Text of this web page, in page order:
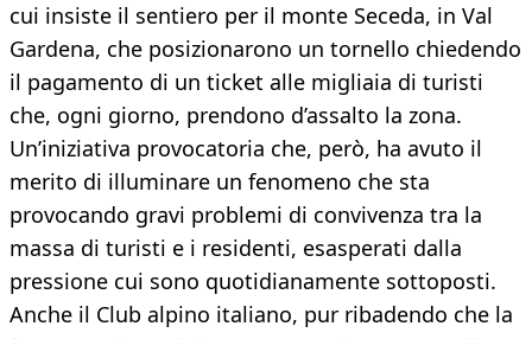
cui insiste il sentiero per il monte Seceda, in Val
Gardena, che posizionarono un tornello chiedendo
il pagamento di un ticket alle migliaia di turisti
che, ogni giorno, prendono d’assalto la zona.
Un’iniziativa provocatoria che, però, ha avuto il
merito di illuminare un fenomeno che sta
provocando gravi problemi di convivenza tra la
massa di turisti e i residenti, esasperati dalla
pressione cui sono quotidianamente sottoposti.
Anche il Club alpino italiano, pur ribadendo che la